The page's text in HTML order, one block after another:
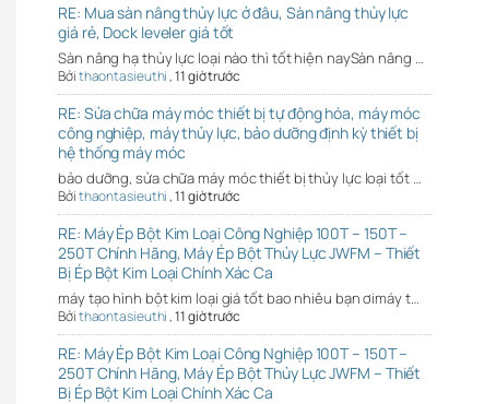
RE: Mua sàn nâng thủy lực ở đâu, Sàn nâng thủy lực
giá rẻ, Dock leveler giá tốt
Sàn nâng hạ thủy lực loại nào thì tốt hiện naySàn nâng …
Bởithaontasieuthi,11 giờ trước
RE: Sửa chữa máy móc thiết bị tự động hóa, máy móc
công nghiệp, máy thủy lực, bảo dưỡng định kỳ thiết bị
hệ thống máy móc
bảo dưỡng, sửa chữa máy móc thiết bị thủy lực loại tốt …
Bởithaontasieuthi,11 giờ trước
RE: Máy Ép Bột Kim Loại Công Nghiệp 100T – 150T –
250T Chính Hãng, Máy Ép Bột Thủy Lực JWFM – Thiết
Bị Ép Bột Kim Loại Chính Xác Ca
máy tạo hình bột kim loại giá tốt bao nhiêu bạn ơimáy t…
Bởithaontasieuthi,11 giờ trước
RE: Máy Ép Bột Kim Loại Công Nghiệp 100T – 150T –
250T Chính Hãng, Máy Ép Bột Thủy Lực JWFM – Thiết
Bị Ép Bột Kim Loại Chính Xác Ca